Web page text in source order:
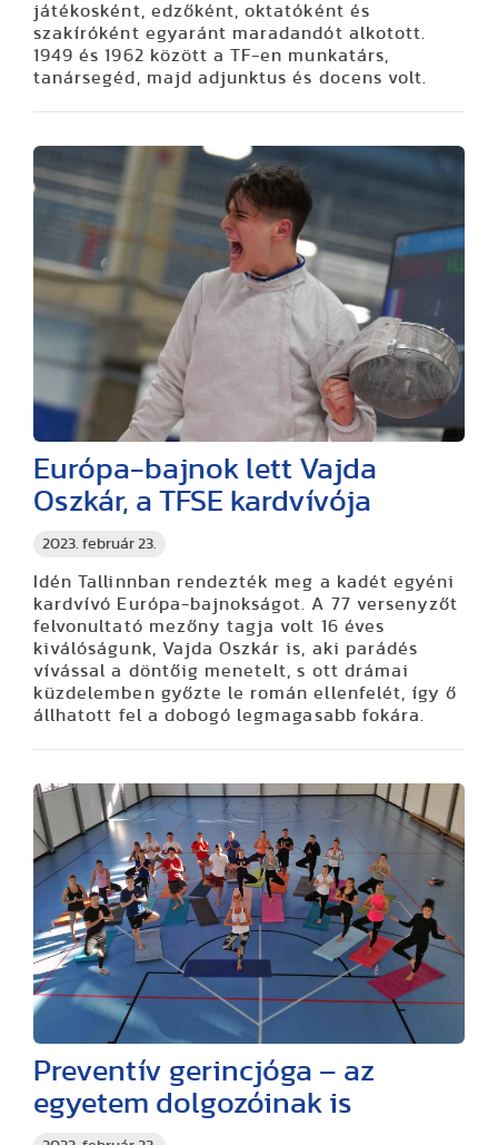
játékosként, edzőként, oktatóként és
szakíróként egyaránt maradandót alkotott.
1949 és 1962 között a TF-en munkatárs,
tanársegéd, majd adjunktus és docens volt.
2023. február 23.
Európa-bajnok lett Vajda
Oszkár, a TFSE kardvívója
Idén Tallinnban rendezték meg a kadét egyéni
kardvívó Európa-bajnokságot. A 77 versenyzőt
felvonultató mezőny tagja volt 16 éves
kiválóságunk, Vajda Oszkár is, aki parádés
vívással a döntőig menetelt, s ott drámai
küzdelemben győzte le román ellenfelét, így ő
állhatott fel a dobogó legmagasabb fokára.
Preventív gerincjóga – az
egyetem dolgozóinak is